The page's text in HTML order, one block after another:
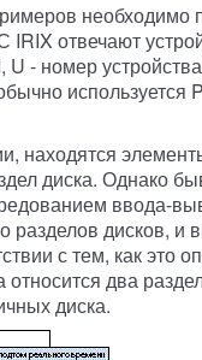
необходимо
IRIX отвечают
- номер
используется
находятся
диска. Однако
ввода-
разделов дисков, и
с тем, как это
два
диска.